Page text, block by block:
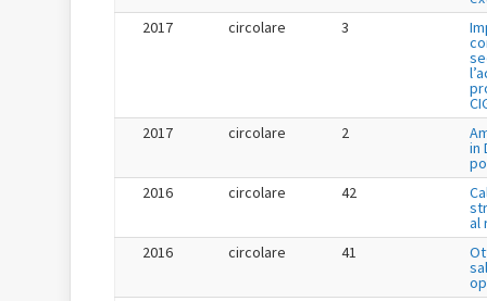
2017
circolare 3
2017
circolare 2
in
2016
circolare 42
al
2016
circolare 41